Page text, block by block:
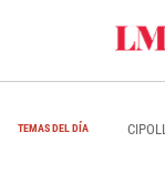
TEMAS DEL DÍA